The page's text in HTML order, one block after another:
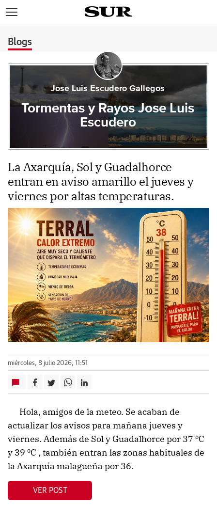
Blogs
Jose Luis Escudero Gallegos
Tormentas y Rayos Jose Luis
Escudero
La Axarquía, Sol y Guadalhorce
entran en aviso amarillo el jueves y
viernes por altas temperaturas.
miércoles, 8 julio 2026, 11:51
Hola, amigos de la meteo. Se acaban de
actualizar los avisos para mañana jueves y
viernes. Además de Sol y Guadalhorce por 37 ºC
y 39 ºC , también entran las zonas habituales de
la Axarquía malagueña por 36.
VER POST